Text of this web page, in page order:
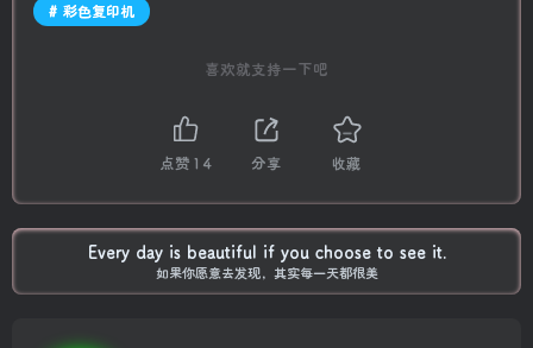
# 彩色复印机
喜欢就支持一下吧
点赞 14 分享 收藏
Every day is beautiful if you choose to see it.
如果你愿意去发现，其实每一天都很美